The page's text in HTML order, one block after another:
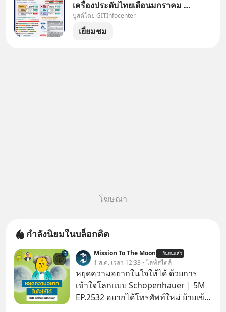
เครื่องประดับไทยเดือนมกราคม -
มิถุนายน ปี 2569 📈 ส่งออก
อัญมณีและเครื่องประดับไทยครึ่งปี
บูสต์โดย GITInfocenter
เยี่ยมชม
โฆษณา
กำลังนิยมในบล็อกดิต
Mission To The Moon ยืนยันแล้ว
1 ส.ค. เวลา 12:33 • ไลฟ์สไตล์
หยุดความอยากในใจให้ได้ ด้วยการ
เข้าใจโลกแบบ Schopenhauer | 5M
EP.2532 อยากได้โทรศัพท์ใหม่ ย้ายเข้า